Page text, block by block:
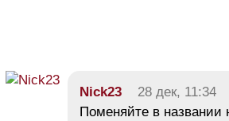
Nick23 28 дек, 11:34
Поменяйте в названии